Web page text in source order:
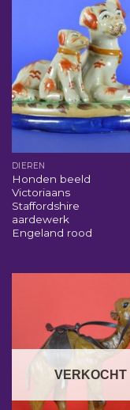
DIEREN
Honden beeld
Victoriaans
Staffordshire
aardewerk
Engeland rood
VERKOCHT